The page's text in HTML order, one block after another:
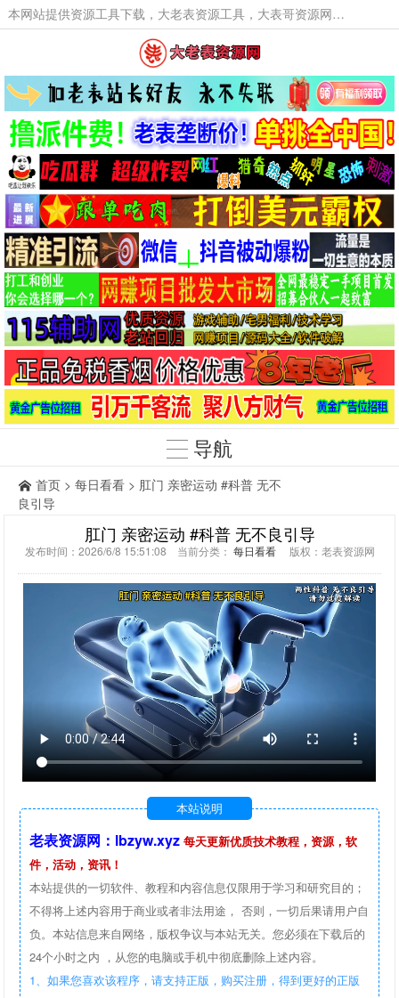
本网站提供资源工具下载，大老表资源工具，大表哥资源网软件工具，大老表资源下载，活动线报福利资源分享,活动线报，大型网游经典游戏，网络热门技术游戏辅助交流与分享。
导航
首页 > 每日看看 > 肛门 亲密运动 #科普 无不
良引导
肛门 亲密运动 #科普 无不良引导
发布时间：2026/6/8 15:51:08 当前分类： 每日看看版权：老表资源网
本站说明
老表资源网：lbzyw.xyz 每天更新优质技术教程，资源，软
件，活动，资讯！
本站提供的一切软件、教程和内容信息仅限用于学习和研究目的；
不得将上述内容用于商业或者非法用途， 否则，一切后果请用户自
负。本站信息来自网络，版权争议与本站无关。您必须在下载后的
24个小时之内 ，从您的电脑或手机中彻底删除上述内容。
1、如果您喜欢该程序，请支持正版，购买注册，得到更好的正版